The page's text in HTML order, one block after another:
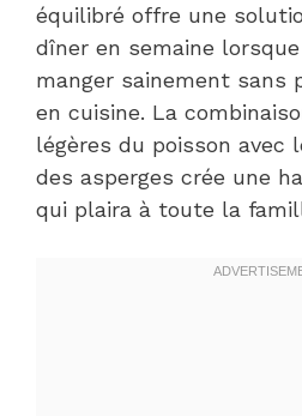
équilibré offre une
dîner en semaine
manger sainement sans
en cuisine. La
légères du poisson avec
des asperges crée une
qui plaira à toute la